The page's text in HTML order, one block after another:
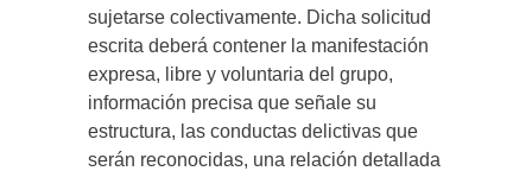
sujetarse colectivamente. Dicha solicitud
escrita deberá contener la manifestación
expresa, libre y voluntaria del grupo,
información precisa que señale su
estructura, las conductas delictivas que
serán reconocidas, una relación detallada